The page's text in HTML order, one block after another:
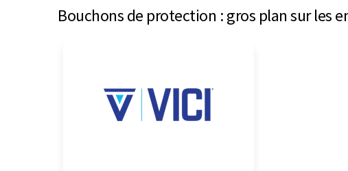
Bouchons de protection : gros plan sur les